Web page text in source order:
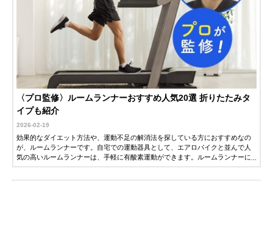
〈プロ監修〉ルームランナーおすすめ人気20選 折りたたみタ
イプも紹介
2026-02-19
効果的なダイエット方法や、運動不足の解消法を探している方におすすめなの
が、ルームランナーです。自宅での運動器具として、エアロバイクと並んで人
気の高いルームランナーは、手軽に有酸素運動ができます。ルームランナーに